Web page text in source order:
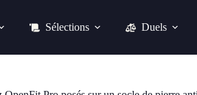
Sélections Duels